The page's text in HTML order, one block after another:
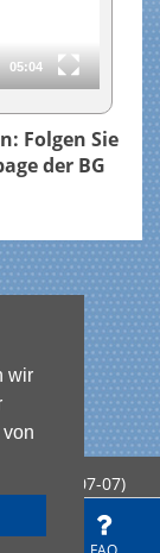
wir
05:04
Folgen Sie
der BG
2026-07-07)